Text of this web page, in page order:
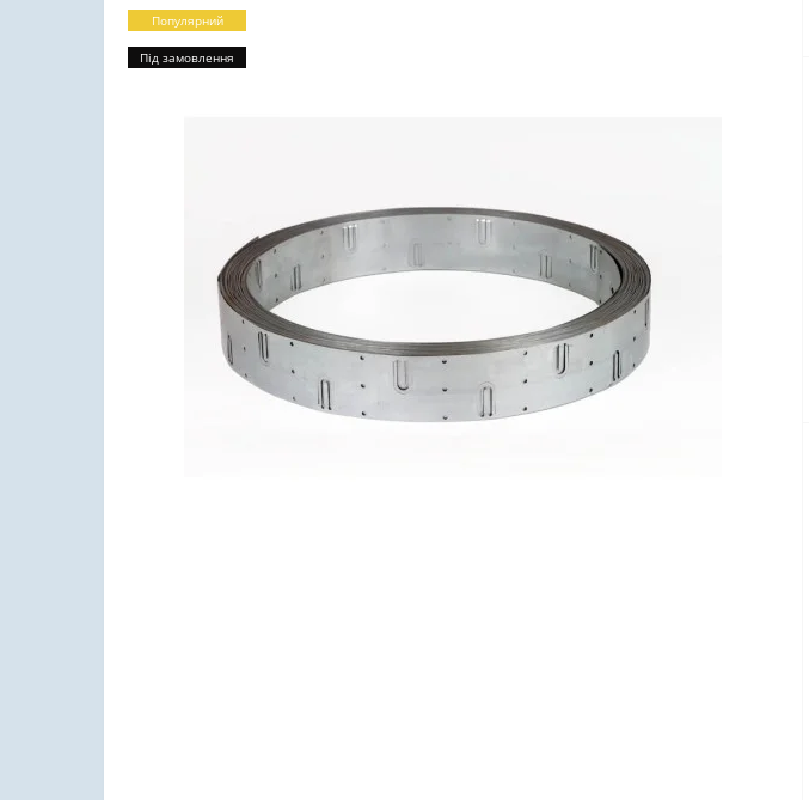
Популярний
Під замовлення